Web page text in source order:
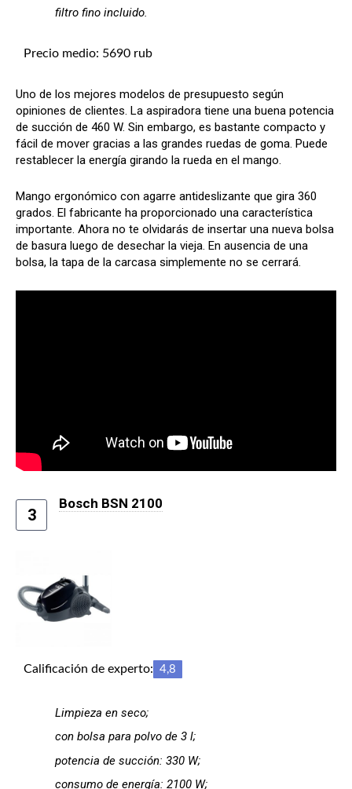
filtro fino incluido.
Precio medio: 5690 rub
Uno de los mejores modelos de presupuesto según
opiniones de clientes. La aspiradora tiene una buena potencia
de succión de 460 W. Sin embargo, es bastante compacto y
fácil de mover gracias a las grandes ruedas de goma. Puede
restablecer la energía girando la rueda en el mango.
Mango ergonómico con agarre antideslizante que gira 360
grados. El fabricante ha proporcionado una característica
importante. Ahora no te olvidarás de insertar una nueva bolsa
de basura luego de desechar la vieja. En ausencia de una
bolsa, la tapa de la carcasa simplemente no se cerrará.
3
Bosch BSN 2100
Calificación de experto: 4,8
Limpieza en seco;
con bolsa para polvo de 3 l;
potencia de succión: 330 W;
consumo de energía: 2100 W;